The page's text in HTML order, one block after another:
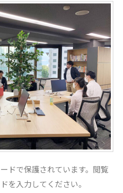
ドで保護されています。閲覧
を入力してください。